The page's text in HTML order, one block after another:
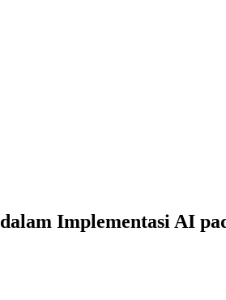
Implementasi AI